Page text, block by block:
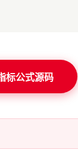
标公式源码